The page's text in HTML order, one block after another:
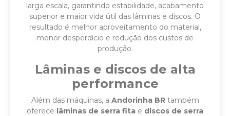
larga escala, garantindo estabilidade, acabamento
superior e maior vida útil das lâminas e discos. O
resultado é melhor aproveitamento do material,
menor desperdício e redução dos custos de
produção.
Lâminas e discos de alta
performance
Além das máquinas, a Andorinha BRtambém
oferece lâminas de serra fita e discos de serra